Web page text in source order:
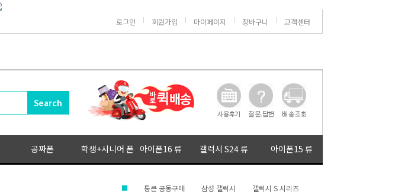
로그인 회원가입 마이페이지 장바구니 고객센터
공짜폰 학생+시니어 폰 아이폰16 류 갤럭시 S24 류 아이폰15 류
통큰 공동구매 삼성 갤럭시 갤럭시 S 시리즈